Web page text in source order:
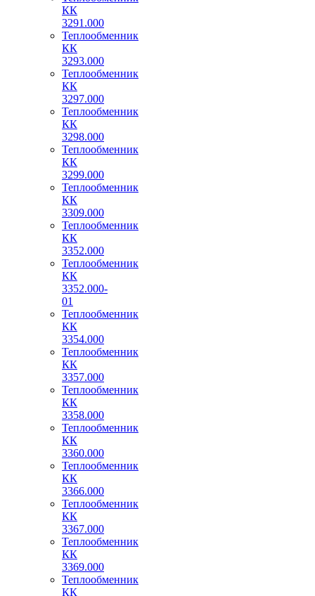
КК
3291.000
Теплообменник
КК
3293.000
Теплообменник
КК
3297.000
Теплообменник
КК
3298.000
Теплообменник
КК
3299.000
Теплообменник
КК
3309.000
Теплообменник
КК
3352.000
Теплообменник
КК
3352.000-
01
Теплообменник
КК
3354.000
Теплообменник
КК
3357.000
Теплообменник
КК
3358.000
Теплообменник
КК
3360.000
Теплообменник
КК
3366.000
Теплообменник
КК
3367.000
Теплообменник
КК
3369.000
Теплообменник
КК